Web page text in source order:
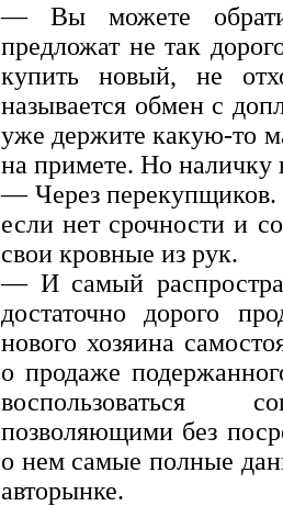
— Вы можете
предложат не так
купить новый, не
называется обмен с
уже держите какую-то
на примете. Но наличку
— Через
если нет срочности и
свои кровные из рук.
— И самый
достаточно дорого
нового хозяина
о продаже
воспользоваться
позволяющими без
о нем самые полные
авторынке.